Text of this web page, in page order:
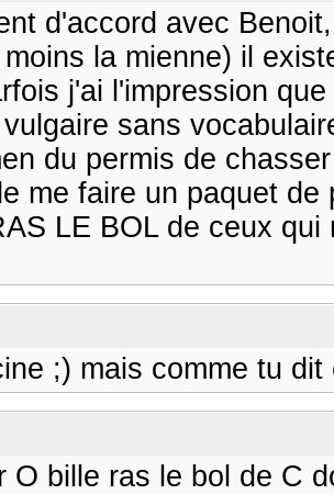
d'accord avec
la mienne) il
j'ai l'impression
sans
du permis de
me faire un paquet de
LE BOL de ceux
;) mais comme tu
O bille ras le bol de C